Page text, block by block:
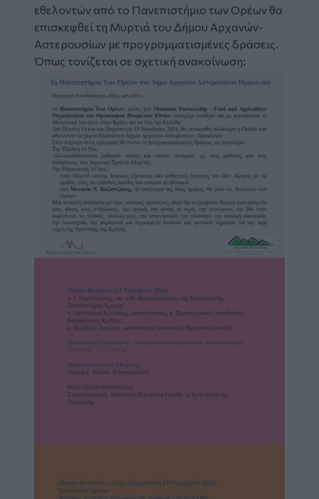
εθελοντών από το Πανεπιστήμιο των Ορέων θα
επισκεφθεί τη Μυρτιά του Δήμου Αρχανών-
Αστερουσίων με προγραμματισμένες δράσεις.
Όπως τονίζεται σε σχετική ανακοίνωση:
Image